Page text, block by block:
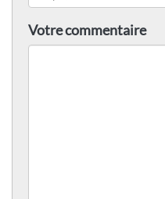
Votre commentaire